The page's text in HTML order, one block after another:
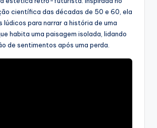
científica das décadas de 50 e 60, ela
lúdicos para narrar a história de uma
habita uma paisagem isolada, lidando
de sentimentos após uma perda.